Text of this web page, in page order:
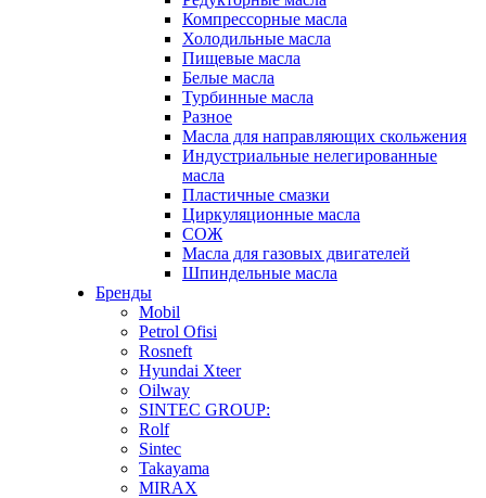
Компрессорные масла
Холодильные масла
Пищевые масла
Белые масла
Турбинные масла
Разное
Масла для направляющих скольжения
Индустриальные нелегированные
масла
Пластичные смазки
Циркуляционные масла
СОЖ
Масла для газовых двигателей
Шпиндельные масла
Бренды
Mobil
Petrol Ofisi
Rosneft
Hyundai Xteer
Oilway
SINTEC GROUP:
Rolf
Sintec
Takayama
MIRAX